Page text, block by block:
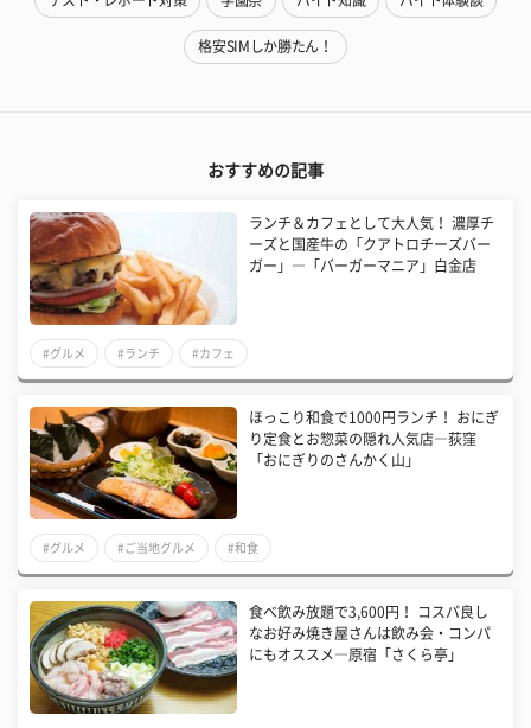
格安SIMしか勝たん！
おすすめの記事
ランチ＆カフェとして大人気！ 濃厚チ
ーズと国産牛の「クアトロチーズバー
ガー」―「バーガーマニア」白金店
#グルメ #ランチ #カフェ
ほっこり和食で1000円ランチ！ おにぎ
り定食とお惣菜の隠れ人気店―荻窪
「おにぎりのさんかく山」
#グルメ #ご当地グルメ #和食
食べ飲み放題で3,600円！ コスパ良し
なお好み焼き屋さんは飲み会・コンパ
にもオススメ―原宿「さくら亭」